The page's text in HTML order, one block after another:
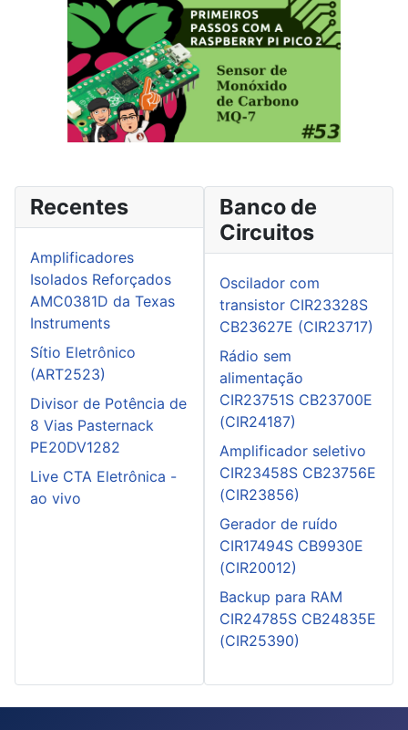
Recentes
Amplificadores
Isolados Reforçados
AMC0381D da Texas
Instruments
Sítio Eletrônico
(ART2523)
Divisor de Potência de
8 Vias Pasternack
PE20DV1282
Live CTA Eletrônica -
ao vivo
Banco de
Circuitos
Oscilador com
transistor CIR23328S
CB23627E (CIR23717)
Rádio sem
alimentação
CIR23751S CB23700E
(CIR24187)
Amplificador seletivo
CIR23458S CB23756E
(CIR23856)
Gerador de ruído
CIR17494S CB9930E
(CIR20012)
Backup para RAM
CIR24785S CB24835E
(CIR25390)